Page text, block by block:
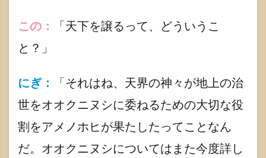
ホ
を主
る神
介
1.5.1
天満
この：
「天下を譲るって、どういうこ
と？」
にぎ：
「それはね、天界の神々が地上の治
世をオオクニヌシに委ねるための大切な役
割をアメノホヒが果たしたってことなん
だ。オオクニヌシについてはまた今度詳し